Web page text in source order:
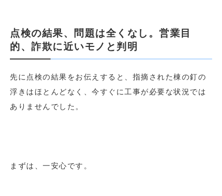
点検の結果、問題は全くなし。営業目
的、詐欺に近いモノと判明
先に点検の結果をお伝えすると、指摘された棟の釘の
浮きはほとんどなく、今すぐに工事が必要な状況では
ありませんでした。
まずは、一安心です。